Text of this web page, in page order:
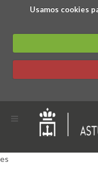
Usamos cookies
es